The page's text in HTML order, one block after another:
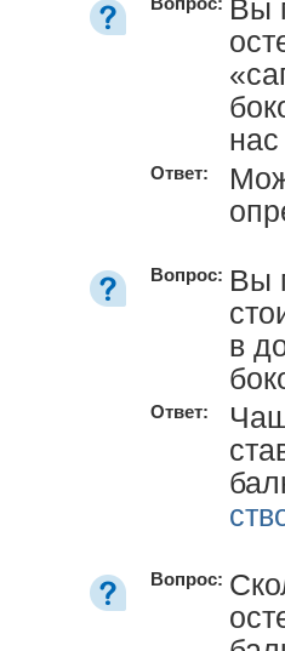
Вы
Ответ:
Вопрос: Вы
в
Ответ:
Вопрос: